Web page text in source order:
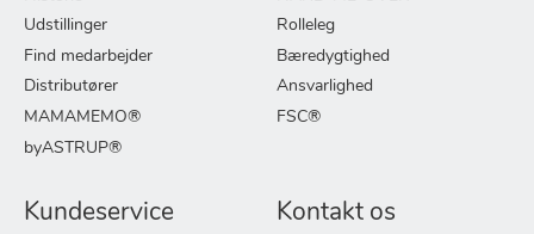
Udstillinger
Find medarbejder
Distributører
MAMAMEMO®
byASTRUP®
Rolleleg
Bæredygtighed
Ansvarlighed
FSC®
Kundeservice Kontakt os